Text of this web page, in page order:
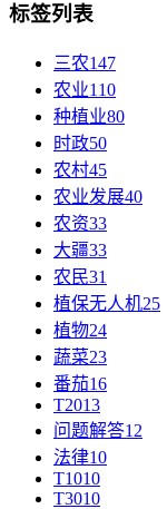
标签列表
三农147
农业110
种植业80
时政50
农村45
农业发展40
农资33
大疆33
农民31
植保无人机25
植物24
蔬菜23
番茄16
T2013
问题解答12
法律10
T1010
T3010